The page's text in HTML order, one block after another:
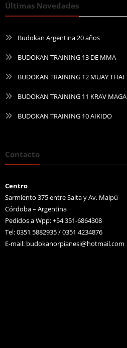
Últimas Novedades
Budokan Argentina 20 años
BUDOKAN TRAINING 13 DE MMA
BUDOKAN TRAINING 12 MUAY THAI
BUDOKAN TRAINING 11 KRAV MAGA
BUDOKAN TRAINING 10 AIKIDO
Contacto
Centro
Sarmiento 375 entre Salta y Av. Maipú
Córdoba – Argentina
Pedidos a Wpp: +54 351-6864308
Tel: 0351 5882935 / 0351 4234876
E-mail: budokanorpianesi@hotmail.com